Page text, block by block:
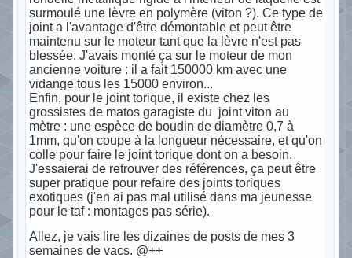
surmoulé une lèvre en polymère (viton ?). Ce type de
joint a l'avantage d'être démontable et peut être
maintenu sur le moteur tant que la lèvre n'est pas
blessée. J'avais monté ça sur le moteur de mon
ancienne voiture : il a fait 150000 km avec une
vidange tous les 15000 environ...
Enfin, pour le joint torique, il existe chez les
grossistes de matos garagiste du joint viton au
mètre : une espèce de boudin de diamètre 0,7 à
1mm, qu'on coupe à la longueur nécessaire, et qu'on
colle pour faire le joint torique dont on a besoin.
J'essaierai de retrouver des références, ça peut être
super pratique pour refaire des joints toriques
exotiques (j'en ai pas mal utilisé dans ma jeunesse
pour le taf : montages pas série).
Allez, je vais lire les dizaines de posts de mes 3
semaines de vacs. @++